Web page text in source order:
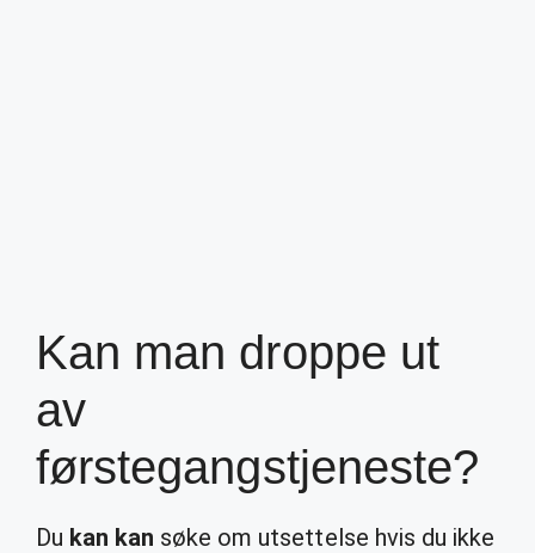
Kan man droppe ut
av
førstegangstjeneste?
Du kan kan søke om utsettelse hvis du ikke